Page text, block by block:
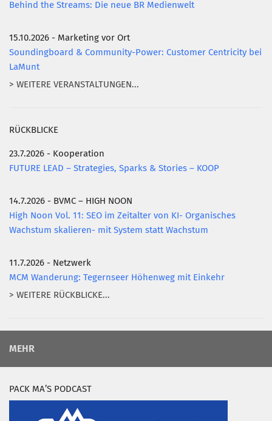
Behind the Streams: Die neue BR Medienwelt
15.10.2026 - Marketing vor Ort
Soundingboard & Community-Power: Customer Centricity bei
LaMunt
> WEITERE VERANSTALTUNGEN...
RÜCKBLICKE
23.7.2026 - Kooperation
FUTURE LEAD – Strategies, Sparks & Stories – KOOP
14.7.2026 - BVMC – HIGH NOON
High Noon Vol. 11: SEO im Zeitalter von KI- Organisches
Wachstum skalieren- mit System statt Wachstum
11.7.2026 - Netzwerk
MCM Wanderung: Tegernseer Höhenweg mit Einkehr
> WEITERE RÜCKBLICKE...
MEHR
PACK MA’S PODCAST